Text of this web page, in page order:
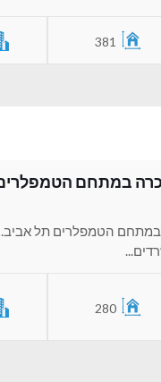
381
להשכרה במתחם
במתחם הטמפלרים תל
280